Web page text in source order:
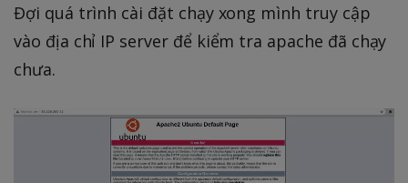
Đợi quá trình cài đặt chạy xong mình truy cập
vào địa chỉ IP server để kiểm tra apache đã chạy
chưa.